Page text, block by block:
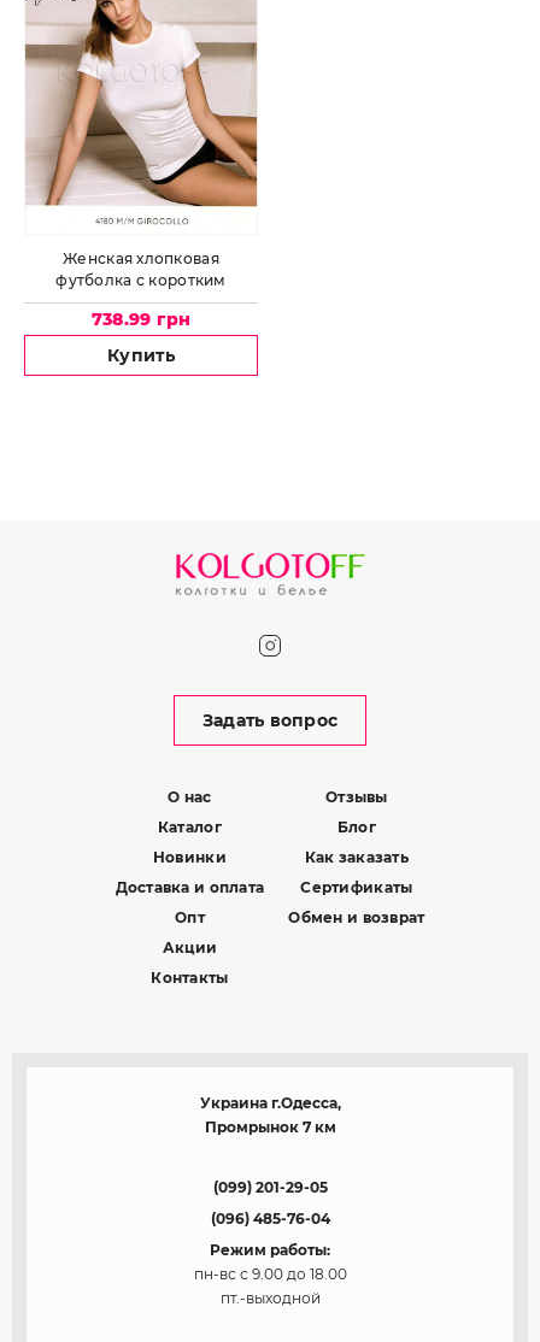
Женская хлопковая
футболка с коротким
рукавом и круглым вырезом
JADEA by Intimo Artu 4180
GIROCOLLO
738.99 грн
Купить
Задать вопрос
О нас
Каталог
Новинки
Доставка и оплата
Опт
Акции
Контакты
Отзывы
Блог
Как заказать
Сертификаты
Обмен и возврат
Украина г.Одесса,
Промрынок 7 км
(099) 201-29-05
(096) 485-76-04
Режим работы:
пн-вс с 9.00 до 18.00
пт.-выходной